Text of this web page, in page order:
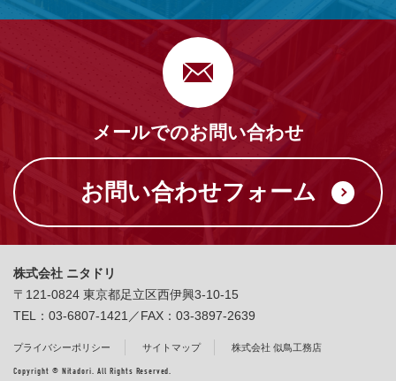
メールでのお問い合わせ
お問い合わせフォーム
株式会社 ニタドリ
〒121-0824 東京都足立区西伊興3-10-15
TEL：03-6807-1421／FAX：03-3897-2639
プライバシーポリシー サイトマップ 株式会社 似鳥工務店
Copyright © Nitadori. All Rights Reserved.